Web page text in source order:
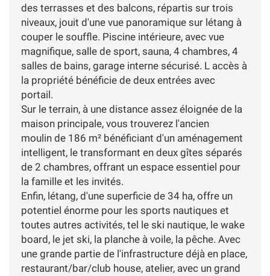
des terrasses et des balcons, répartis sur trois
niveaux, jouit d'une vue panoramique sur létang à
couper le souffle. Piscine intérieure, avec vue
magnifique, salle de sport, sauna, 4 chambres, 4
salles de bains, garage interne sécurisé. L accès à
la propriété bénéficie de deux entrées avec
portail.
Sur le terrain, à une distance assez éloignée de la
maison principale, vous trouverez l'ancien
moulin de 186 m² bénéficiant d'un aménagement
intelligent, le transformant en deux gîtes séparés
de 2 chambres, offrant un espace essentiel pour
la famille et les invités.
Enfin, létang, d'une superficie de 34 ha, offre un
potentiel énorme pour les sports nautiques et
toutes autres activités, tel le ski nautique, le wake
board, le jet ski, la planche à voile, la pêche. Avec
une grande partie de l'infrastructure déjà en place,
restaurant/bar/club house, atelier, avec un grand